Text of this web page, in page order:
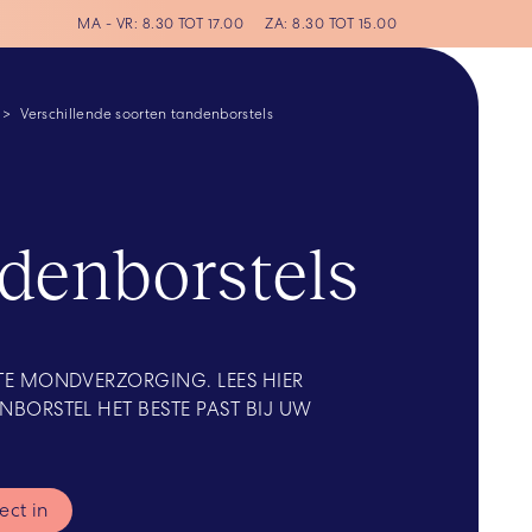
MA - VR: 8.30 TOT 17.00 ZA:8.30 TOT 15.00
Verschillende soorten tandenborstels
MONDVERZORGING. LEES HIER
HET BESTE PAST BIJ UW
in